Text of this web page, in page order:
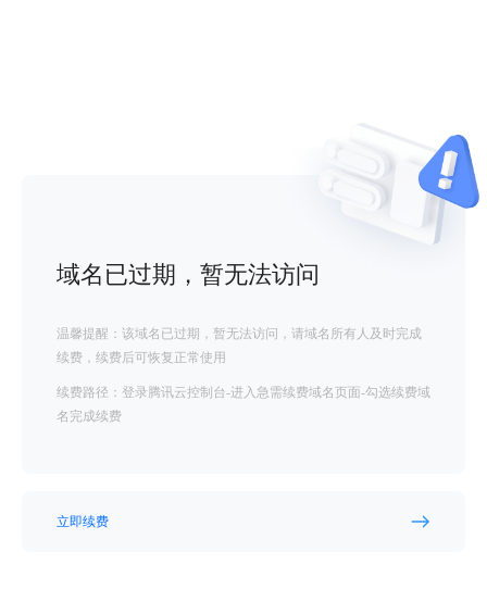
域名已过期，暂无法访问
温馨提醒：该域名已过期，暂无法访问，请域名所有人及时完成
续费，续费后可恢复正常使用
续费路径：登录腾讯云控制台-进入急需续费域名页面-勾选续费域
名完成续费
立即续费